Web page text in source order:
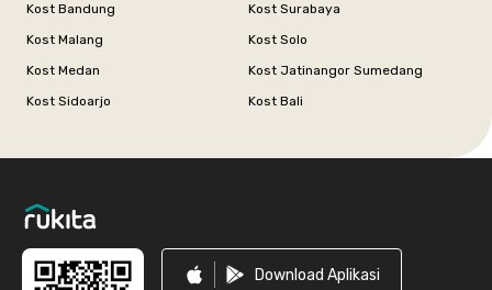
Kost Bandung
Kost Surabaya
Kost Malang
Kost Solo
Kost Medan
Kost Jatinangor Sumedang
Kost Sidoarjo
Kost Bali
Download Aplikasi